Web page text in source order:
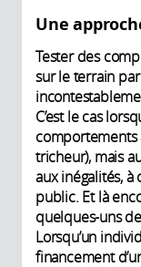
Une
Tester des
sur le terrain
C’est le cas
comportements
tricheur), mais
aux inégalités,
public. Et là
quelques-uns
Lorsqu’un
financement